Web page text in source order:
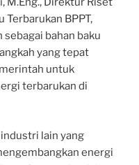
Terbarukan BPPT,
bahan baku
yang tepat
untuk
terbarukan di
lain yang
energi